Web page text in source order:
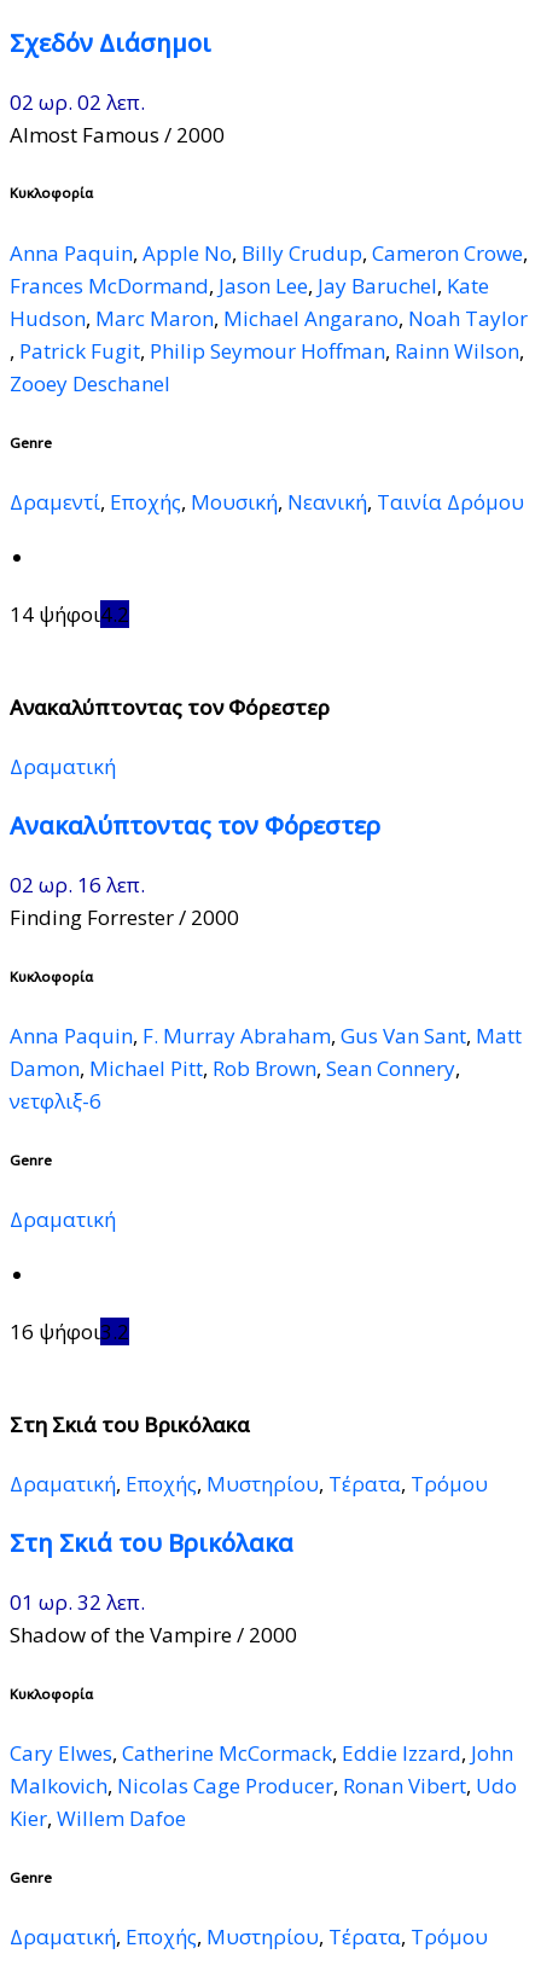
Σχεδόν Διάσημοι
02 ωρ. 02 λεπ.
Almost Famous / 2000
Κυκλοφορία
Anna Paquin, Apple No, Billy Crudup, Cameron Crowe,
Frances McDormand, Jason Lee, Jay Baruchel, Kate
Hudson, Marc Maron, Michael Angarano, Noah Taylor
, Patrick Fugit, Philip Seymour Hoffman, Rainn Wilson,
Zooey Deschanel
Genre
Δραμεντί, Εποχής, Μουσική, Νεανική, Ταινία Δρόμου
14 ψήφοι4.2
Ανακαλύπτοντας τον Φόρεστερ
Δραματική
Ανακαλύπτοντας τον Φόρεστερ
02 ωρ. 16 λεπ.
Finding Forrester/ 2000
Κυκλοφορία
Anna Paquin, F. Murray Abraham, Gus Van Sant, Matt
Damon, Michael Pitt, Rob Brown, Sean Connery,
νετφλιξ-6
Genre
Δραματική
16 ψήφοι3.2
Στη Σκιά του Βρικόλακα
Δραματική, Εποχής, Μυστηρίου, Τέρατα, Τρόμου
Στη Σκιά του Βρικόλακα
01 ωρ. 32 λεπ.
Shadow of the Vampire/ 2000
Κυκλοφορία
Cary Elwes, Catherine McCormack, Eddie Izzard, John
Malkovich, Nicolas Cage Producer, Ronan Vibert, Udo
Kier, Willem Dafoe
Genre
Δραματική, Εποχής, Μυστηρίου, Τέρατα, Τρόμου